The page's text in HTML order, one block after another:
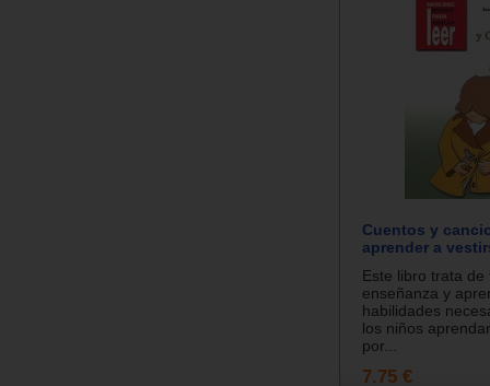
Cuentos y
aprender a
Este libro trata de
enseñanza y
habilidades
los niños
por...
7.75 €